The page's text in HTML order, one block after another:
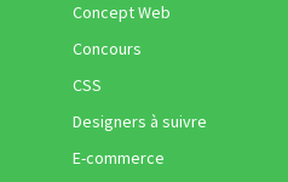
Concept Web
Concours
CSS
Designers à suivre
E-commerce